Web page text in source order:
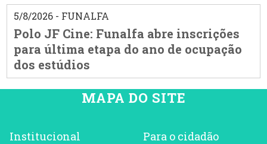
5/8/2026 - FUNALFA
Polo JF Cine: Funalfa abre inscrições
para última etapa do ano de ocupação
dos estúdios
MAPA DO SITE
Institucional Para o cidadão